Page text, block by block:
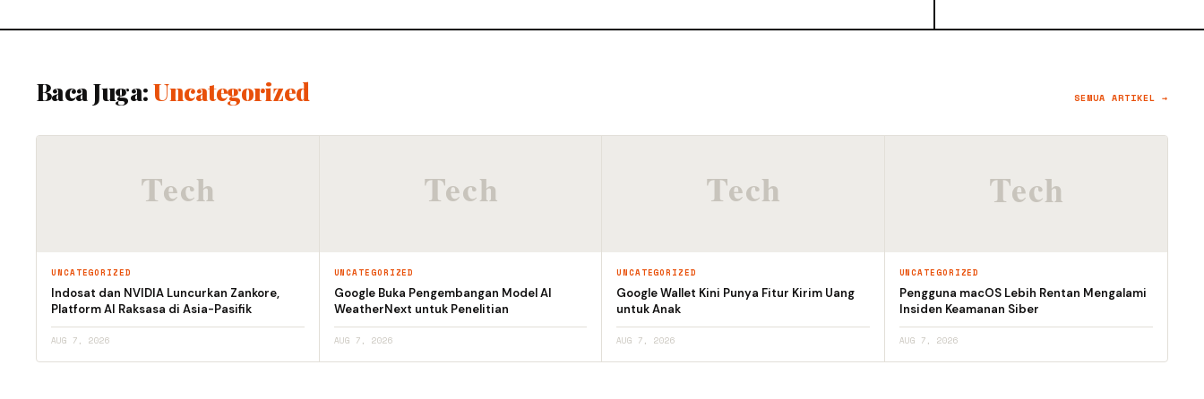
Baca Juga:Uncategorized SEMUA ARTIKEL →
UNCATEGORIZED
Indosat dan NVIDIA Luncurkan Zankore,
Platform AI Raksasa di Asia-Pasifik
AUG 7, 2026
UNCATEGORIZED
Google Buka Pengembangan Model AI
WeatherNext untuk Penelitian
AUG 7, 2026
UNCATEGORIZED
Google Wallet Kini Punya Fitur Kirim Uang
untuk Anak
AUG 7, 2026
UNCATEGORIZED
Pengguna macOS Lebih Rentan Mengalami
Insiden Keamanan Siber
AUG 7, 2026